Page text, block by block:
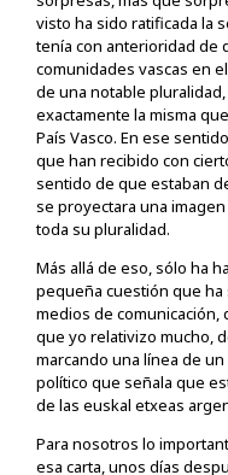
visto ha sido ratificada la
tenía con anterioridad de
comunidades vascas en
de una notable
exactamente la misma
País Vasco. En ese
que han recibido con
sentido de que estaban
se proyectara una
toda su pluralidad.
Más allá de eso, sólo ha
pequeña cuestión que ha
medios de comunicación,
que yo relativizo mucho,
marcando una línea de
político que señala que
de las euskal etxeas
Para nosotros lo
esa carta, unos días